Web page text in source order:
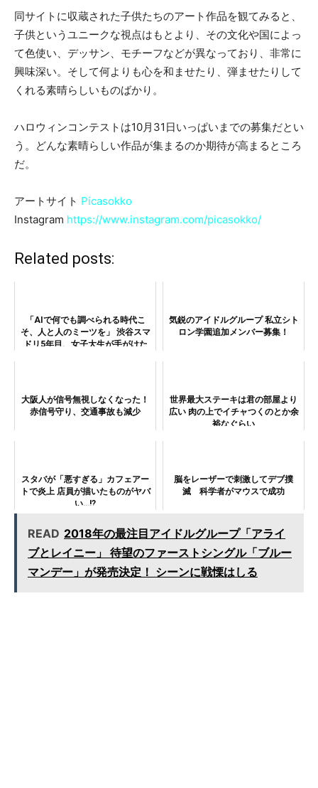
同サイトに収蔵された子供たちのアート作品を観てみると、
子供というユニークな視点はもとより、その文化や国によっ
て色使い、デッサン、モチーフなどが異なっており、非常に
興味深い。そして何よりも心を和ませたり、弾ませたりして
くれる素晴らしいものばかり。
ハロウィンコンテストは10月31日いっぱいまでの募集だとい
う。どんな素晴らしい作品が集まるのか期待が高まるところ
だ。
アートサイト Picasokko
Instagram https://www.instagram.com/picasokko/
Related posts:
「AIで何でも調べられる時代こ
そ、人と人のミーツを」 渋谷スマ
ドリ5年目、女子大生が手がけた
気鋭のアイドルグループ 私立シト
ロン学園追加メンバー募集！
大阪人が信号無視しなくなった！
赤信号守り、交通事故も減少
世界最大ステーキは君の部屋より
広い 肉の上でイチャつくのとか余
裕なぐらい
スタバが「悪すぎる」カフェアー
トで炎上 店員が描いたものがヤバ
い…!?
脳をレーザーで刺激してデブ撲
滅 科学者がマウスで成功
READ 2018年の最注目アイドルグループ「アライ
ブとレイニー」 待望のファーストシングル「ブルー
マンデー」が発売決定！ シーンに戦慄はしる